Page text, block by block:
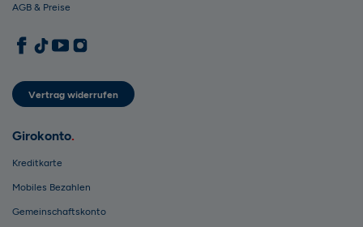
AGB & Preise
1822direkt auf Facebook
1822direkt auf TikTok
1822direkt auf YouTube
1822direkt auf Instagram
Vertrag widerrufen
Girokonto
Kreditkarte
Mobiles Bezahlen
Gemeinschaftskonto